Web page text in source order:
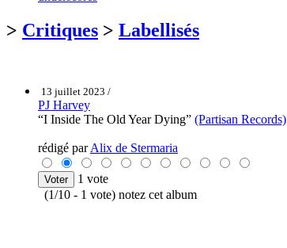
> Critiques > Labellisés
13 juillet 2023 /
PJ Harvey
“I Inside The Old Year Dying” (Partisan Records)
rédigé parAlix de Stermaria
1 vote
(1/10 - 1 vote) notez cet album